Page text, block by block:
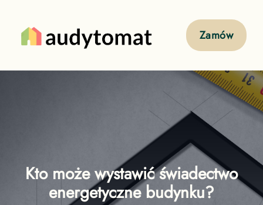
Zamów
Kto może wystawić świadectwo
energetyczne budynku?